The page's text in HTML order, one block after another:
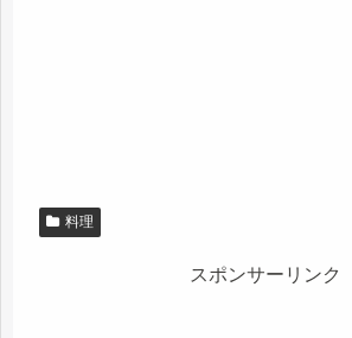
料理
スポンサーリンク